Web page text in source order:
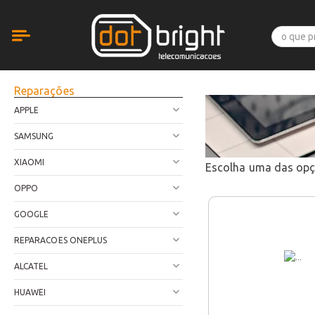
Reparações
APPLE
SAMSUNG
XIAOMI
OPPO
GOOGLE
REPARACOES ONEPLUS
ALCATEL
HUAWEI
Escolha uma das